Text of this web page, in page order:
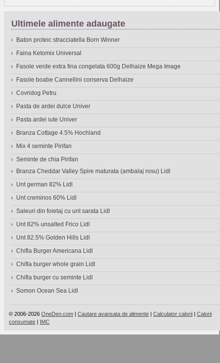
Ultimele alimente adaugate
Baton proteic stracciatella Born Winner
Faina Ketomix Universal
Fasole verde extra fina congelata 600g Delhaize Mega Image
Fasole boabe Cannellini conserva Delhaize
Covridog Petru
Pasta de ardei dulce Univer
Pasta ardei iute Univer
Branza Cottage 4.5% Hochland
Mix 4 seminte Pirifan
Seminte de chia Pirifan
Branza Cheddar Valley Spire maturata (ambalaj rosu) Lidl
Unt german 82% Lidl
Unt creminos 60% Lidl
Saleuri din foietaj cu unt sarata Lidl
Unt 82% unsalted Frico Lidl
Unt 82.5% Golden Hills Lidl
Chifla Burger Americana Lidl
Chifla burger whole grain Lidl
Chifla burger cu seminte Lidl
Somon Ocean Sea Lidl
© 2006-2026 OneDen.com | Cautare avansata de alimente | Calculator calorii | Calorii
consumate | IMC